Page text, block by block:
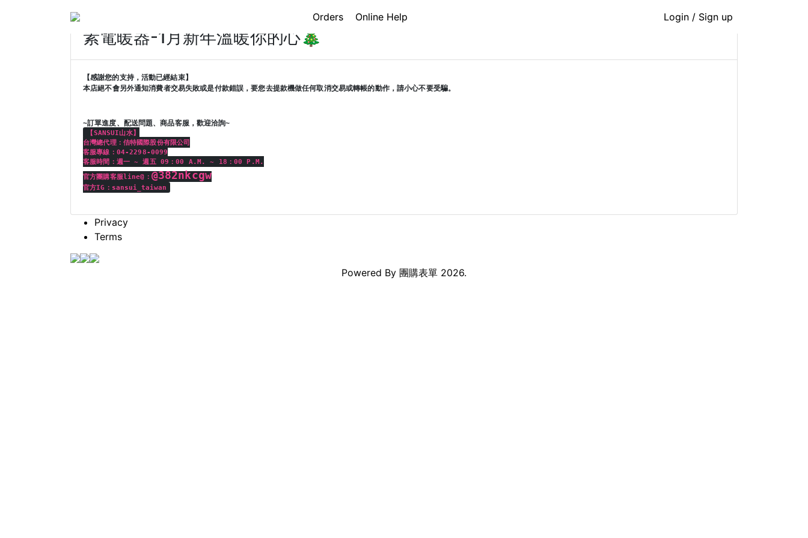
Orders Online Help Login / Sign up
【 Ω人生超幽默 專屬】日本SANSUI家電Ｘ沐尼黑Munichi ★恆溫雙人電熱毯/擺頭碳
素電暖器-1月新年溫暖你的心🎄
【感謝您的支持，活動已經結束】
本店絕不會另外通知消費者交易失敗或是付款錯誤，要您去提款機做任何取消交易或轉帳的動作，請小心不要受騙。
~訂單進度、配送問題、商品客服，歡迎洽詢~
【SANSUI山水】
台灣總代理：佶特國際股份有限公司
客服專線： 04-2298-0099
客服時間：週一~週五 09 ：00 A.M. ~ 18 ：00 P.M.
官方團購客服line@ ： @382nkcgw
官方IG ： sansui_taiwan
Privacy
Terms
Powered By 團購表單 2026.